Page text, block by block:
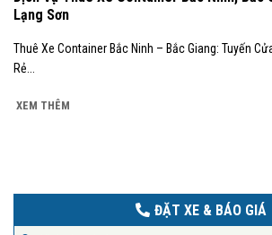
Lạng Sơn
Thuê Xe Container Bắc Ninh – Bắc Giang: Tuyến
Rẻ...
XEM THÊM
ĐẶT XE & BÁO GIÁ